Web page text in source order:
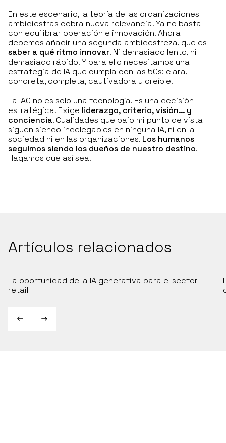
En este escenario, la teoría de las organizaciones
ambidiestras cobra nueva relevancia. Ya no basta
con equilibrar operación e innovación. Ahora
debemos añadir una segunda ambidestreza, que es
saber a qué ritmo innovar. Ni demasiado lento, ni
demasiado rápido. Y para ello necesitamos una
estrategia de IA que cumpla con las 5Cs: clara,
concreta, completa, cautivadora y creíble.
La IAG no es solo una tecnología. Es una decisión
estratégica. Exige liderazgo, criterio, visión… y
conciencia. Cualidades que bajo mi punto de vista
siguen siendo indelegables en ninguna IA, ni en la
sociedad ni en las organizaciones. Los humanos
seguimos siendo los dueños de nuestro destino.
Hagamos que así sea.
Artículos relacionados
La oportunidad de la IA generativa para el sector
retail